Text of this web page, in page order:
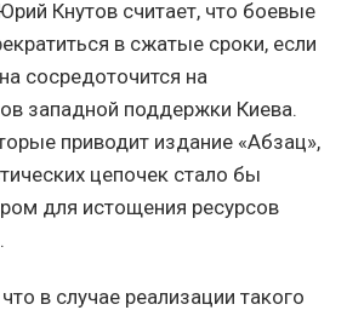
Кнутов считает, что боевые
в сжатые сроки, если
сосредоточится на
западной поддержки Киева.
приводит издание «Абзац»,
цепочек стало бы
для истощения ресурсов
в случае реализации такого